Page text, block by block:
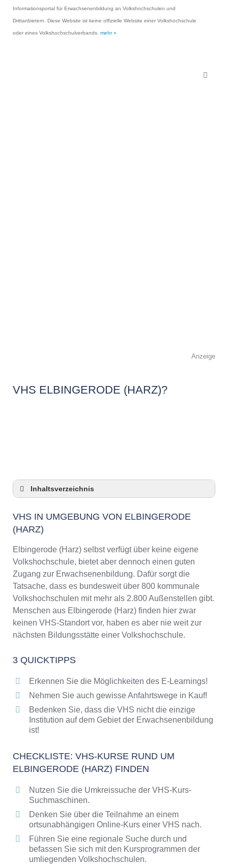
Informationsportal für Erwachsenenbildung an Volkshochschulen und
Drittanbietern. Diese Website ist keine offizielle Website einer Volkshochschule
oder eines Volkshochschulverbands. mehr »
Anzeige
VHS ELBINGERODE (HARZ)?
Inhaltsverzeichnis
3 Quicktipps
Checkliste: VHS-Kurse rund um Elbingerode
Keine VHS in Elbingerode (Harz)
Online-Kurse: Pro und Contra
Online-Kurse als alternative Angebote zu
VHS-Kursen
Die VHS als Inbegriff der Erwachsenenbildung
Das bundesweite Netzwerk der
Volkshochschulen
Checkliste: So erkennen Sie gute
VHS IN UMGEBUNG VON ELBINGERODE
(HARZ)
Elbingerode (Harz) selbst verfügt über keine eigene
Volkshochschule, bietet aber dennoch einen guten
Zugang zur Erwachsenenbildung. Dafür sorgt die
Tatsache, dass es bundesweit über 800 kommunale
Volkshochschulen mit mehr als 2.800 Außenstellen gibt.
Menschen aus Elbingerode (Harz) finden hier zwar
keinen VHS-Standort vor, haben es aber nie weit zur
nächsten Bildungsstätte einer Volkshochschule.
3 QUICKTIPPS
Erkennen Sie die Möglichkeiten des E-Learnings!
Nehmen Sie auch gewisse Anfahrtswege in Kauf!
Bedenken Sie, dass die VHS nicht die einzige
Institution auf dem Gebiet der Erwachsenenbildung
ist!
CHECKLISTE: VHS-KURSE RUND UM
ELBINGERODE (HARZ) FINDEN
Nutzen Sie die Umkreissuche der VHS-Kurs-
Suchmaschinen.
Denken Sie über die Teilnahme an einem
ortsunabhängigen Online-Kurs einer VHS nach.
Führen Sie eine regionale Suche durch und
befassen Sie sich mit den Kursprogrammen der
umliegenden Volkshochschulen.